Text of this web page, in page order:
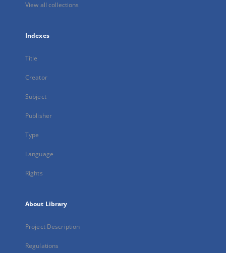
View all collections
Indexes
Title
Creator
Subject
Publisher
Type
Language
Rights
About Library
Project Description
Regulations